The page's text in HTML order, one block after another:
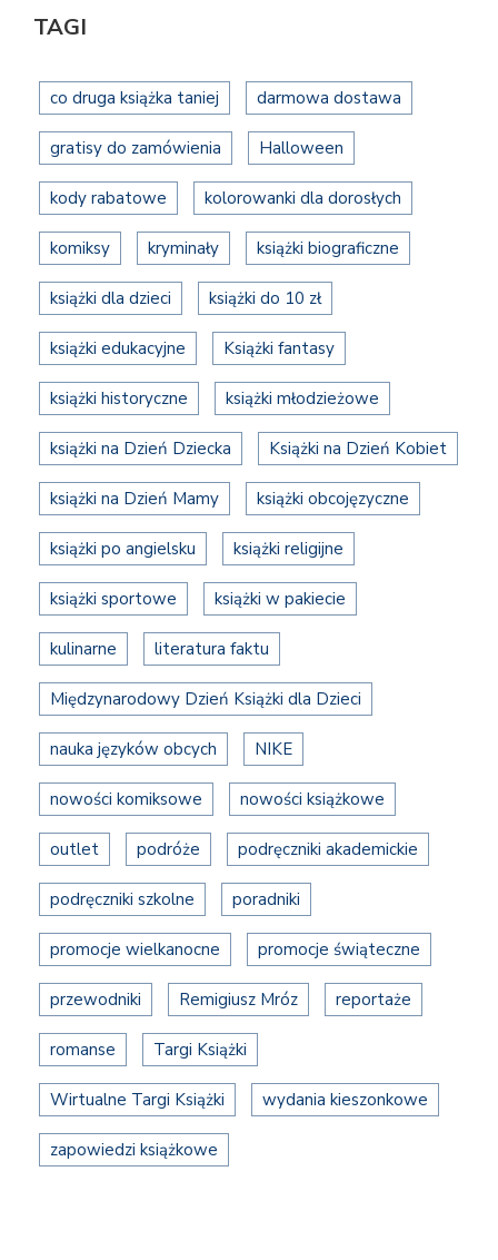
TAGI
co druga książka taniej darmowa dostawa
gratisy do zamówienia Halloween
kody rabatowe kolorowanki dla dorosłych
komiksy kryminały książki biograficzne
książki dla dzieci książki do 10 zł
książki edukacyjne Książki fantasy
książki historyczne książki młodzieżowe
książki na Dzień Dziecka Książki na Dzień Kobiet
książki na Dzień Mamy książki obcojęzyczne
książki po angielsku książki religijne
książki sportowe książki w pakiecie
kulinarne literatura faktu
Międzynarodowy Dzień Książki dla Dzieci
nauka języków obcych NIKE
nowości komiksowe nowości książkowe
outlet podróże podręczniki akademickie
podręczniki szkolne poradniki
promocje wielkanocne promocje świąteczne
przewodniki Remigiusz Mróz reportaże
romanse Targi Książki
Wirtualne Targi Książki wydania kieszonkowe
zapowiedzi książkowe